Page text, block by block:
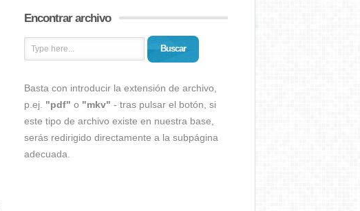
Encontrar archivo
Buscar
Basta con introducir la extensión de archivo,
p.ej. "pdf" o "mkv" - tras pulsar el botón, si
este tipo de archivo existe en nuestra base,
serás redirigido directamente a la subpágina
adecuada.